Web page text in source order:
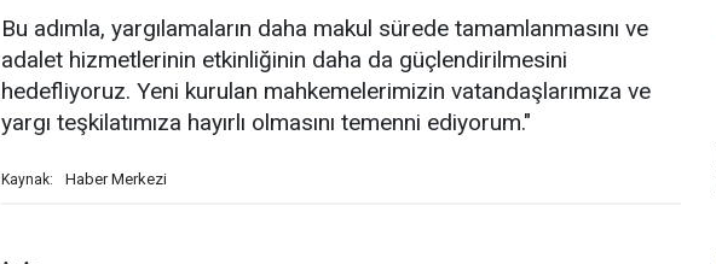
Bu adımla, yargılamaların daha makul sürede tamamlanmasını ve
adalet hizmetlerinin etkinliğinin daha da güçlendirilmesini
hedefliyoruz. Yeni kurulan mahkemelerimizin vatandaşlarımıza ve
yargı teşkilatımıza hayırlı olmasını temenni ediyorum."
Kaynak: Haber Merkezi